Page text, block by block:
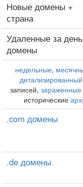
Новые домены +
страна
Удаленные за день
домены
недельные,
детализированный
записей, зараженные
исторические
.com домены
.de домены